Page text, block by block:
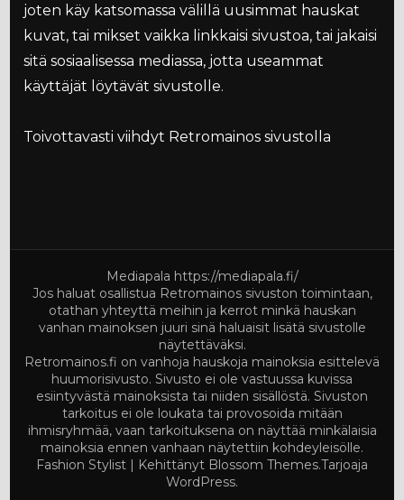
joten käy katsomassa välillä uusimmat hauskat
kuvat, tai mikset vaikka linkkaisi sivustoa, tai jakaisi
sitä sosiaalisessa mediassa, jotta useammat
käyttäjät löytävät sivustolle.
Toivottavasti viihdyt Retromainos sivustolla
Mediapala https://mediapala.fi/
Jos haluat osallistua Retromainos sivuston toimintaan,
otathan yhteyttä meihin ja kerrot minkä hauskan
vanhan mainoksen juuri sinä haluaisit lisätä sivustolle
näytettäväksi.
Retromainos.fi on vanhoja hauskoja mainoksia esittelevä
huumorisivusto. Sivusto ei ole vastuussa kuvissa
esiintyvästä mainoksista tai niiden sisällöstä. Sivuston
tarkoitus ei ole loukata tai provosoida mitään
ihmisryhmää, vaan tarkoituksena on näyttää minkälaisia
mainoksia ennen vanhaan näytettiin kohdeyleisölle.
Fashion Stylist | Kehittänyt Blossom Themes.Tarjoaja
WordPress.